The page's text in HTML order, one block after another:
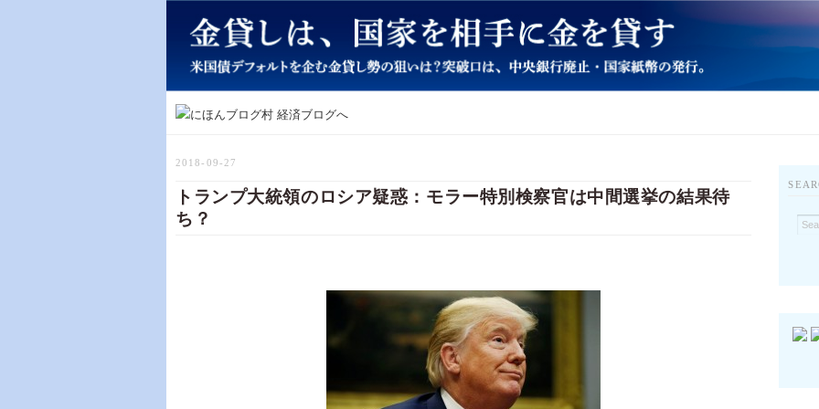
2018-09-27
トランプ大統領のロシア疑惑：モラー特別検察官は中間選挙の結果待
ち？